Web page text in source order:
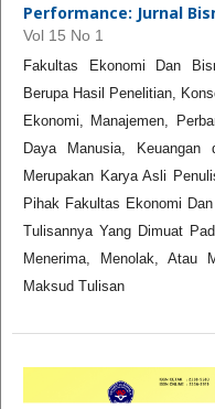
Performance: Jurnal
Vol 15 No 1
Fakultas Ekonomi Dan
Berupa Hasil Penelitian,
Ekonomi, Manajemen,
Daya Manusia, Keuangan
Merupakan Karya Asli
Pihak Fakultas Ekonomi
Tulisannya Yang Dimuat
Menerima, Menolak, Atau
Maksud Tulisan